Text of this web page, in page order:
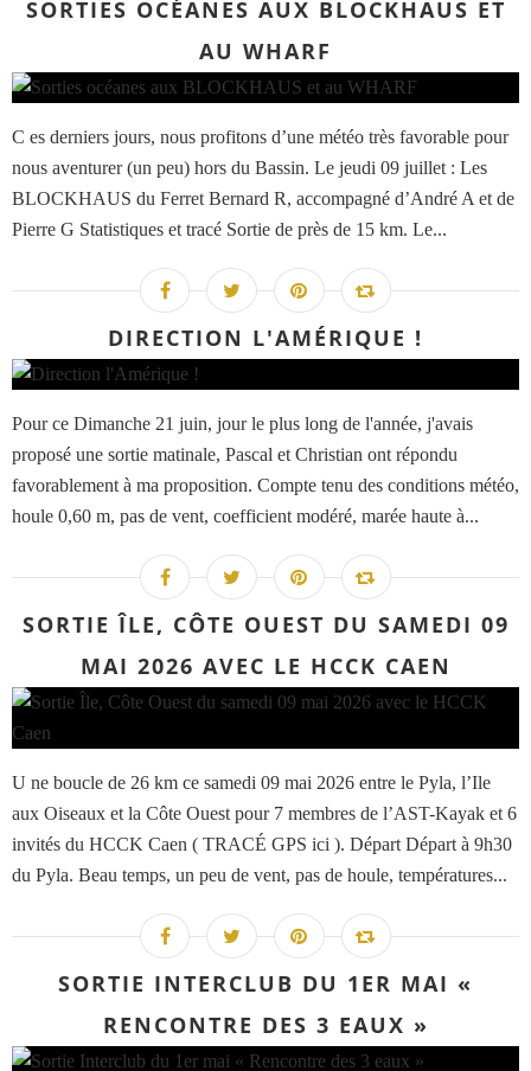
SORTIES OCÉANES AUX BLOCKHAUS ET
AU WHARF
C es derniers jours, nous profitons d’une météo très favorable pour
nous aventurer (un peu) hors du Bassin. Le jeudi 09 juillet : Les
BLOCKHAUS du Ferret Bernard R, accompagné d’André A et de
Pierre G Statistiques et tracé Sortie de près de 15 km. Le...
DIRECTION L'AMÉRIQUE !
Pour ce Dimanche 21 juin, jour le plus long de l'année, j'avais
proposé une sortie matinale, Pascal et Christian ont répondu
favorablement à ma proposition. Compte tenu des conditions météo,
houle 0,60 m, pas de vent, coefficient modéré, marée haute à...
SORTIE ÎLE, CÔTE OUEST DU SAMEDI 09
MAI 2026 AVEC LE HCCK CAEN
U ne boucle de 26 km ce samedi 09 mai 2026 entre le Pyla, l’Ile
aux Oiseaux et la Côte Ouest pour 7 membres de l’AST-Kayak et 6
invités du HCCK Caen ( TRACÉ GPS ici ). Départ Départ à 9h30
du Pyla. Beau temps, un peu de vent, pas de houle, températures...
SORTIE INTERCLUB DU 1ER MAI «
RENCONTRE DES 3 EAUX »